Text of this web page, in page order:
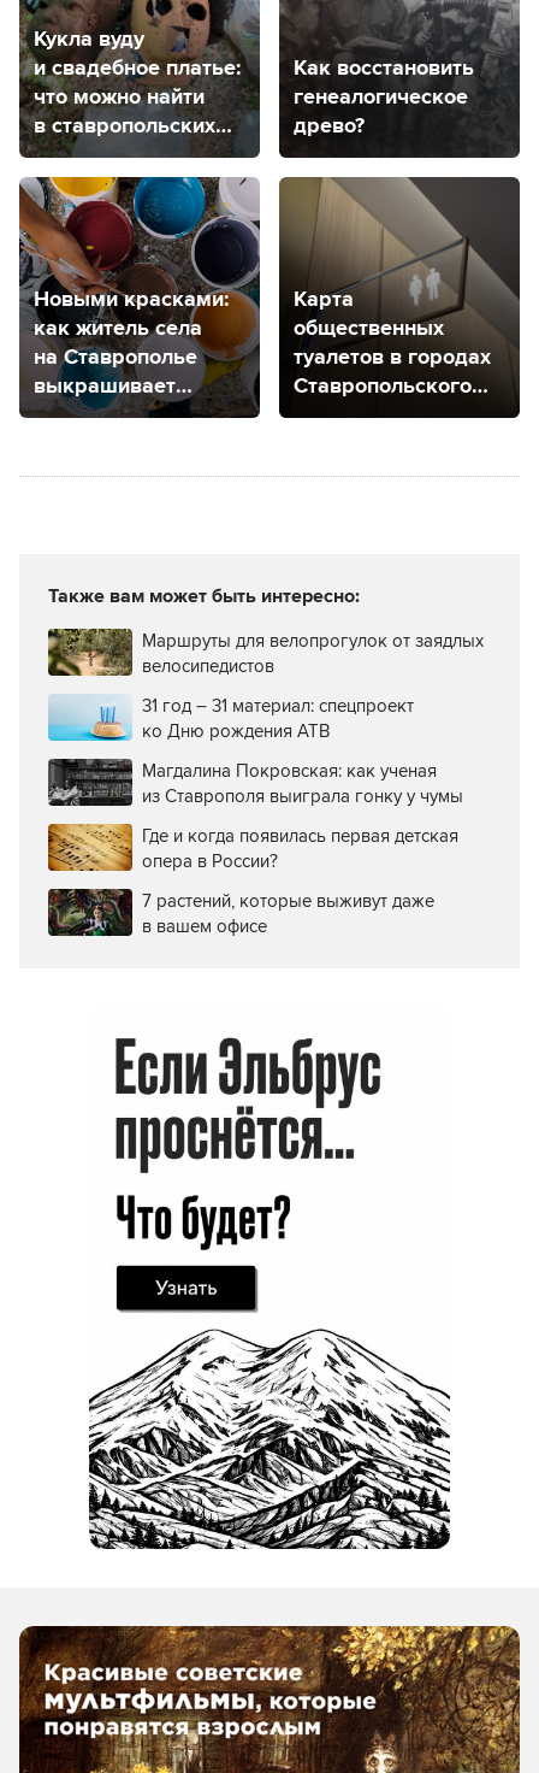
Кукла вуду
и свадебное платье:
что можно найти
в ставропольских
лесах?
Как восстановить
генеалогическое
древо?
Новыми красками:
как житель села
на Ставрополье
выкрашивает
пластиком дерево
Карта
общественных
туалетов в городах
Ставропольского
края
Также вам может быть интересно:
Маршруты для велопрогулок от заядлых
велосипедистов
31 год – 31 материал: спецпроект
ко Дню рождения АТВ
Магдалина Покровская: как ученая
из Ставрополя выиграла гонку у чумы
Где и когда появилась первая детская
опера в России?
7 растений, которые выживут даже
в вашем офисе